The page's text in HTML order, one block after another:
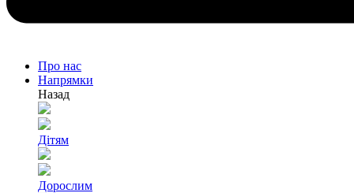
Про нас
Напрямки
Назад
Дітям
Дорослим